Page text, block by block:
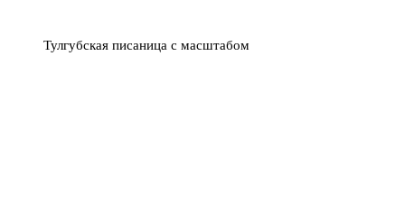
Тулгубская писаница с масштабом